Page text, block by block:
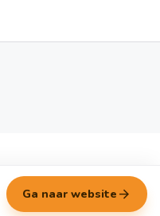
Ga naar website arrow_forward